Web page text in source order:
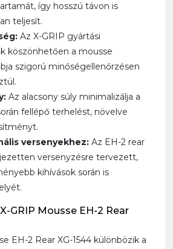
így hosszú távon is
teljesít.
Az X-GRIP gyártási
köszönhetően a mousse
szigorú minőségellenőrzésen
Az alacsony súly minimalizálja a
fellépő terhelést, növelve
versenyekhez: Az EH-2 rear
versenyzésre tervezett,
kihívások során is
GRIP Mousse EH-2 Rear
EH-2 Rear XG-1544 különbözik a